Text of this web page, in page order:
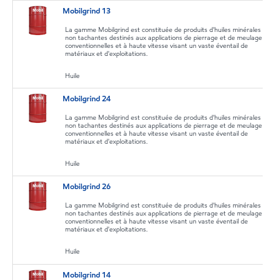
Mobilgrind 13
La gamme Mobilgrind est constituée de produits d'huiles minérales
non tachantes destinés aux applications de pierrage et de meulage
conventionnelles et à haute vitesse visant un vaste éventail de
matériaux et d'exploitations.
Huile
Mobilgrind 24
La gamme Mobilgrind est constituée de produits d'huiles minérales
non tachantes destinés aux applications de pierrage et de meulage
conventionnelles et à haute vitesse visant un vaste éventail de
matériaux et d'exploitations.
Huile
Mobilgrind 26
La gamme Mobilgrind est constituée de produits d'huiles minérales
non tachantes destinés aux applications de pierrage et de meulage
conventionnelles et à haute vitesse visant un vaste éventail de
matériaux et d'exploitations.
Huile
Mobilgrind 14